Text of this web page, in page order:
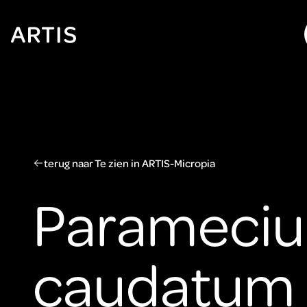
content
Ga
terug naar Te zien in ARTIS-Micropia
caudatum